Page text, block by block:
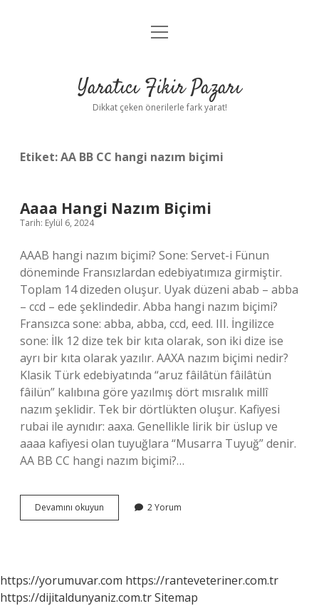
Anasayfa
Yasal Uyarı
menüyü
Yaratıcı Fikir Pazarı
Dikkat çeken önerilerle fark yarat!
Etiket:AA BB CC hangi nazım biçimi
Aaaa Hangi Nazım Biçimi
Tarih: Eylül 6, 2024
AAAB hangi nazım biçimi? Sone: Servet-i Fünun
döneminde Fransızlardan edebiyatımıza girmiştir.
Toplam 14 dizeden oluşur. Uyak düzeni abab – abba
– ccd – ede şeklindedir. Abba hangi nazım biçimi?
Fransızca sone: abba, abba, ccd, eed. III. İngilizce
sone: İlk 12 dize tek bir kıta olarak, son iki dize ise
ayrı bir kıta olarak yazılır. AAXA nazım biçimi nedir?
Klasik Türk edebiyatında “aruz fâilâtün fâilâtün
fâilün” kalıbına göre yazılmış dört mısralık millî
nazım şeklidir. Tek bir dörtlükten oluşur. Kafiyesi
rubai ile aynıdır: aaxa. Genellikle lirik bir üslup ve
aaaa kafiyesi olan tuyuğlara “Musarra Tuyuğ” denir.
AA BB CC hangi nazım biçimi?…
Devamını okuyun
Hangi
2 Yorum
https://yorumuvar.com https://ranteveteriner.com.tr
https://dijitaldunyaniz.com.trSitemap